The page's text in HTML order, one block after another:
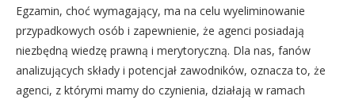
Egzamin, choć wymagający, ma na celu wyeliminowanie
przypadkowych osób i zapewnienie, że agenci posiadają
niezbędną wiedzę prawną i merytoryczną. Dla nas, fanów
analizujących składy i potencjał zawodników, oznacza to, że
agenci, z którymi mamy do czynienia, działają w ramach